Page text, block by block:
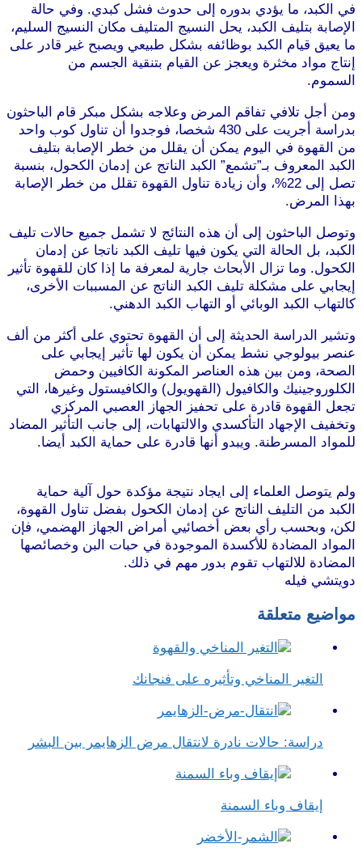
في الكبد، ما يؤدي بدوره إلى حدوث فشل كبدي. وفي حالة
الإصابة بتليف الكبد، يحل النسيج المتليف مكان النسيج السليم،
ما يعيق قيام الكبد بوظائفه بشكل طبيعي ويصبح غير قادر على
إنتاج مواد مخثرة ويعجز عن القيام بتنقية الجسم من
السموم.
ومن أجل تلافي تفاقم المرض وعلاجه بشكل مبكر قام الباحثون
بدراسة أجريت على 430 شخصا، فوجدوا أن تناول كوب واحد
من القهوة في اليوم يمكن أن يقلل من خطر الإصابة بتليف
الكبد المعروف بـ”تشمع” الكبد الناتج عن إدمان الكحول، بنسبة
تصل إلى 22%، وأن زيادة تناول القهوة تقلل من خطر الإصابة
بهذا المرض.
وتوصل الباحثون إلى أن هذه النتائج لا تشمل جميع حالات تليف
الكبد، بل الحالة التي يكون فيها تليف الكبد ناتجا عن إدمان
الكحول. وما تزال الأبحاث جارية لمعرفة ما إذا كان للقهوة تأثير
إيجابي على مشكلة تليف الكبد الناتج عن المسببات الأخرى،
كالتهاب الكبد الوبائي أو التهاب الكبد الدهني.
وتشير الدراسة الحديثة إلى أن القهوة تحتوي على أكثر من ألف
عنصر بيولوجي نشط يمكن أن يكون لها تأثير إيجابي على
الصحة، ومن بين هذه العناصر المكونة الكافيين وحمض
الكلوروجينيك والكافيول (القهويول) والكافيستول وغيرها، التي
تجعل القهوة قادرة على تحفيز الجهاز العصبي المركزي
وتخفيف الإجهاد التأكسدي والالتهابات، إلى جانب التأثير المضاد
للمواد المسرطنة. ويبدو أنها قادرة على حماية الكبد أيضا.
ولم يتوصل العلماء إلى ايجاد نتيجة مؤكدة حول آلية حماية
الكبد من التليف الناتج عن إدمان الكحول بفضل تناول القهوة،
لكن، وبحسب رأي بعض أخصائيي أمراض الجهاز الهضمي، فإن
المواد المضادة للأكسدة الموجودة في حبات البن وخصائصها
المضادة للالتهاب تقوم بدور مهم في ذلك.
دويتشي فيله
مواضيع متعلقة
التغير المناخي وتأثيره على فنجانك
دراسة: حالات نادرة لانتقال مرض الزهايمر بين البشر
إيقاف وباء السمنة